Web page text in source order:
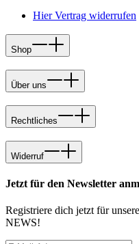
Hier Vertrag widerrufen
Shop
Über uns
Rechtliches
Widerruf
Jetzt für den Newsletter
Registriere dich jetzt für
NEWS!